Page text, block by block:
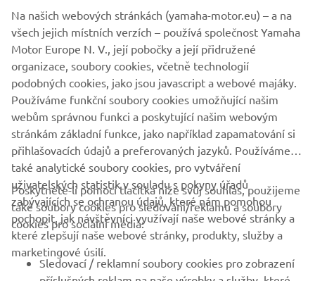
PROZKOUMEJTE NOVÝ D'ELIGHT
.
FIREMNÍ
B2B
VÍCE YAMAHA
Na našich webových stránkách (yamaha-motor.eu) – a na
všech jejich místních verzích – používá společnost Yamaha
Motor Europe N. V., její pobočky a její přidružené
organizace, soubory cookies, včetně technologií
podobných cookies, jako jsou javascript a webové majáky.
Používáme funkční soubory cookies umožňující našim
webům správnou funkci a poskytující našim webovým
stránkám základní funkce, jako například zapamatování si
přihlašovacích údajů a preferovaných jazyků. Používáme
také analytické soubory cookies, pro vytváření
uživatelských statistik v souladu s pokyny úřadů
zabývajících se ochranou údajů, které nám pomohou
pochopit, jak návštěvníci využívají naše webové stránky a
které zlepšují naše webové stránky, produkty, služby a
marketingové úsilí.
Poskytnete-li pomocí tlačítka níže svůj souhlas, použijeme
také soubory cookies pro sledování/reklamu a soubory
cookies pro sociální média:
Sledovací / reklamní soubory cookies pro zobrazení
příslušných reklam na naše výrobky a služby, které